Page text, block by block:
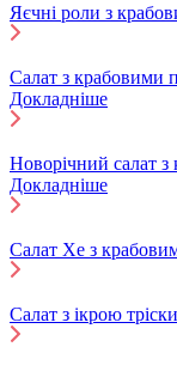
Яєчні роли з
Салат з крабовими
Докладніше
Новорічний салат
Докладніше
Салат Хе з
Салат з ікрою тріски